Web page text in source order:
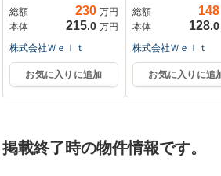
ス...
総額 230 万円
本体
215.0 万円
株式会社Ｗｅｌｔ
お気に入りに追加
総額 148
本体
128.0
株式会社Ｗｅｌｔ
お気に入りに追
掲載終了時の物件情報です。